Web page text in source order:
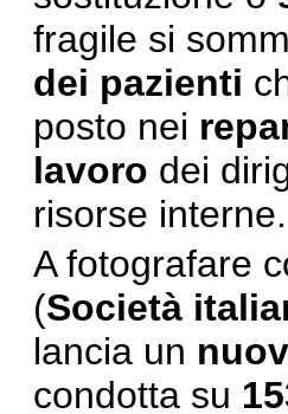
fragile si
dei pazienti
posto nei
lavoro dei
risorse interne.
A fotografare
(Società
lancia un
condotta su